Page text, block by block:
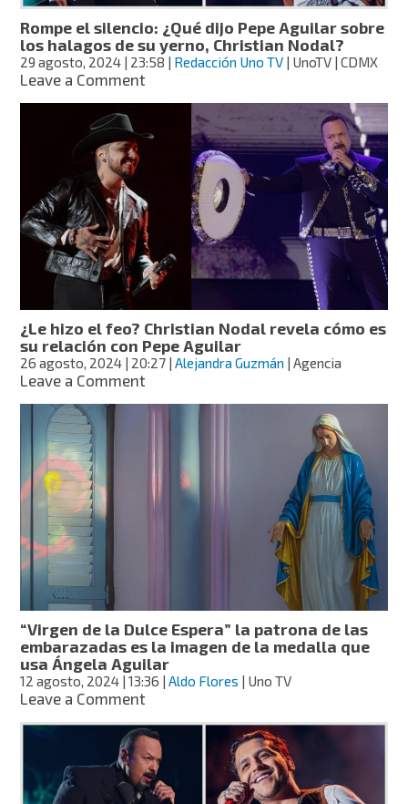
relación
de
Ángela
y
Rompe el silencio: ¿Qué dijo Pepe Aguilar sobre
los halagos de su yerno, Christian Nodal?
29 agosto, 2024 | 23:58 Redacción Uno TV | UnoTV | CDMX
Leave a Commenton
silencio:
Aguilar
sobre
los
halagos
de
yerno,
Christian
Nodal?
¿Le hizo el feo? Christian Nodal revela cómo es
su relación con Pepe Aguilar
26 agosto, 2024 | 20:27 |Alejandra Guzmán | Agencia
Leave a Commenton
hizo
feo?
Christian
Nodal
revela
Pepe
Aguilar
“Virgen de la Dulce Espera” la patrona de las
embarazadas es la imagen de la medalla que
usa Ángela Aguilar
12 agosto, 2024 | 13:36 |Aldo Flores | Uno TV
Leave a Commenton
de
la
Dulce
Espera”